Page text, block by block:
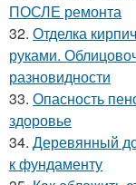
ПОСЛЕ ремонта
32. Отделка
руками.
разновидности
33. Опасность
здоровье
34. Деревянный
к фундаменту